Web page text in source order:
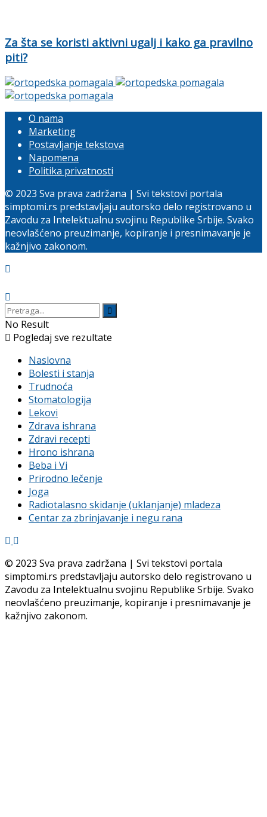
Za šta se koristi aktivni ugalj i kako ga pravilno
piti?
O nama
Marketing
Postavljanje tekstova
Napomena
Politika privatnosti
© 2023 Sva prava zadržana | Svi tekstovi portala
simptomi.rs predstavljaju autorsko delo registrovano u
Zavodu za Intelektualnu svojinu Republike Srbije. Svako
neovlašćeno preuzimanje, kopiranje i presnimavanje je
kažnjivo zakonom.
No Result
Pogledaj sve rezultate
Naslovna
Bolesti i stanja
Trudnoća
Stomatologija
Lekovi
Zdrava ishrana
Zdravi recepti
Hrono ishrana
Beba i Vi
Prirodno lečenje
Joga
Radiotalasno skidanje (uklanjanje) mladeza
Centar za zbrinjavanje i negu rana
© 2023 Sva prava zadržana | Svi tekstovi portala
simptomi.rs predstavljaju autorsko delo registrovano u
Zavodu za Intelektualnu svojinu Republike Srbije. Svako
neovlašćeno preuzimanje, kopiranje i presnimavanje je
kažnjivo zakonom.